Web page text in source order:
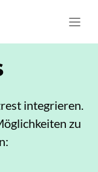
integrieren.
zu